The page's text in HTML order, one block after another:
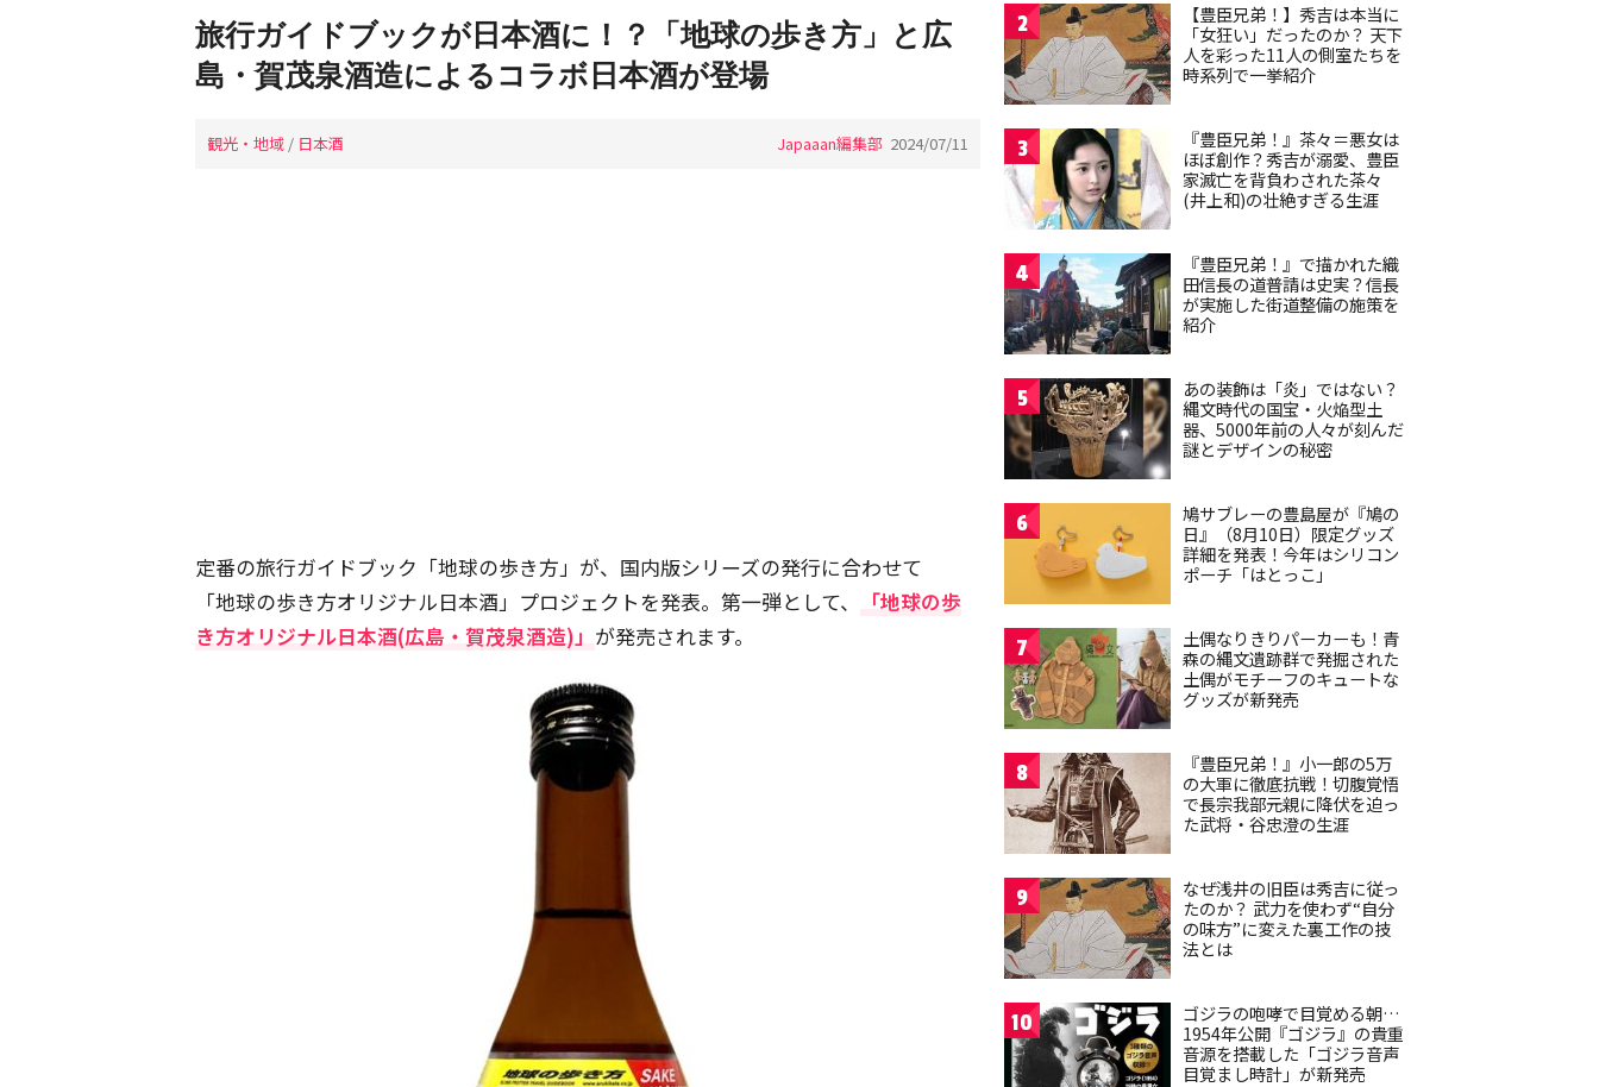
旅行ガイドブックが日本酒に！？「地球の歩き方」と広
島・賀茂泉酒造によるコラボ日本酒が登場
観光・地域 / 日本酒 Japaaan編集部 2024/07/11
定番の旅行ガイドブック「地球の歩き方」が、国内版シリーズの発行に合わせて
「地球の歩き方オリジナル日本酒」プロジェクトを発表。第一弾として、
「地球の歩
き方オリジナル日本酒(広島・賀茂泉酒造)」 が発売されます。
2
【豊臣兄弟！】秀吉は本当に
「女狂い」だったのか？ 天下
人を彩った11人の側室たちを
時系列で一挙紹介
3
『豊臣兄弟！』茶々＝悪女は
ほぼ創作？秀吉が溺愛、豊臣
家滅亡を背負わされた茶々
(井上和)の壮絶すぎる生涯
4
『豊臣兄弟！』で描かれた織
田信長の道普請は史実？信長
が実施した街道整備の施策を
紹介
5
あの装飾は「炎」ではない？
縄文時代の国宝・火焔型土
器、5000年前の人々が刻んだ
謎とデザインの秘密
6
鳩サブレーの豊島屋が『鳩の
日』（8月10日）限定グッズ
詳細を発表！今年はシリコン
ポーチ「はとっこ」
7
土偶なりきりパーカーも！青
森の縄文遺跡群で発掘された
土偶がモチーフのキュートな
グッズが新発売
8
『豊臣兄弟！』小一郎の5万
の大軍に徹底抗戦！切腹覚悟
で長宗我部元親に降伏を迫っ
た武将・谷忠澄の生涯
9
なぜ浅井の旧臣は秀吉に従っ
たのか？ 武力を使わず“自分
の味方”に変えた裏工作の技
法とは
10
ゴジラの咆哮で目覚める朝…
1954年公開『ゴジラ』の貴重
音源を搭載した「ゴジラ音声
目覚まし時計」が新発売